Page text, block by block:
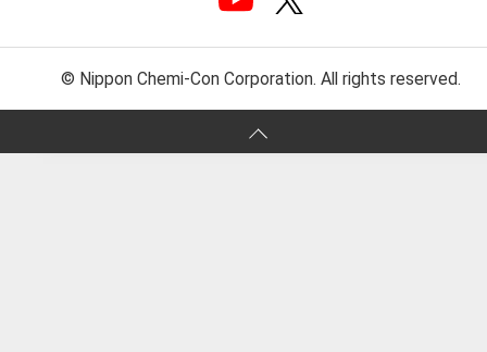
© Nippon Chemi-Con Corporation. All rights reserved.